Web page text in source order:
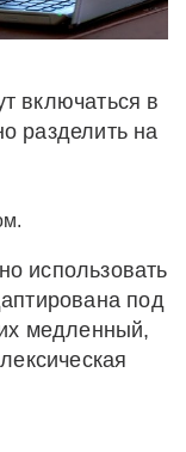
включаться в
разделить на
использовать
под
медленный,